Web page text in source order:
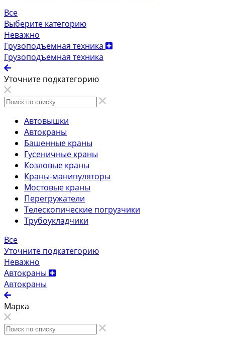
Все
Выберите категорию
Неважно
Грузоподъемная техника
Грузоподъемная техника
Уточните подкатегорию
Автовышки
Автокраны
Башенные краны
Гусеничные краны
Козловые краны
Краны-манипуляторы
Мостовые краны
Перегружатели
Телескопические погрузчики
Трубоукладчики
Все
Уточните подкатегорию
Неважно
Автокраны
Автокраны
Марка